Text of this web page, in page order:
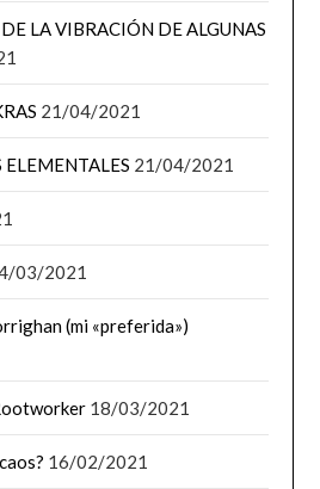
LA VIBRACIÓN DE ALGUNAS
21/04/2021
21/04/2021
03/2021
(mi «preferida»)
18/03/2021
16/02/2021